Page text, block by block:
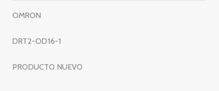
OMRON
DRT2-OD16-1
PRODUCTO NUEVO